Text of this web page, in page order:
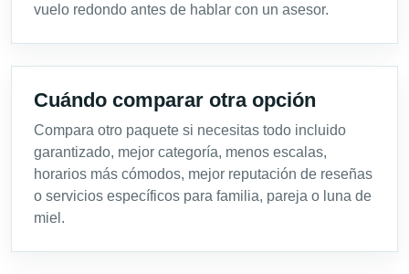
vuelo redondo antes de hablar con un asesor.
Cuándo comparar otra opción
Compara otro paquete si necesitas todo incluido
garantizado, mejor categoría, menos escalas,
horarios más cómodos, mejor reputación de reseñas
o servicios específicos para familia, pareja o luna de
miel.